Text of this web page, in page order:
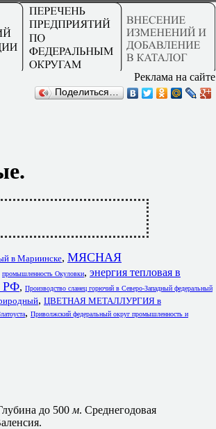
Реклама на сайте
Поделиться…
в Мариинске, МЯСНАЯ
промышленность Окуловки, энергия тепловая в
РФ, Производство сланец горючий в Северо-Западный федеральный
, ЦВЕТНАЯ МЕТАЛЛУРГИЯ в
, Приволжский федеральный округ промышленность и
до 500 м. Среднегодовая